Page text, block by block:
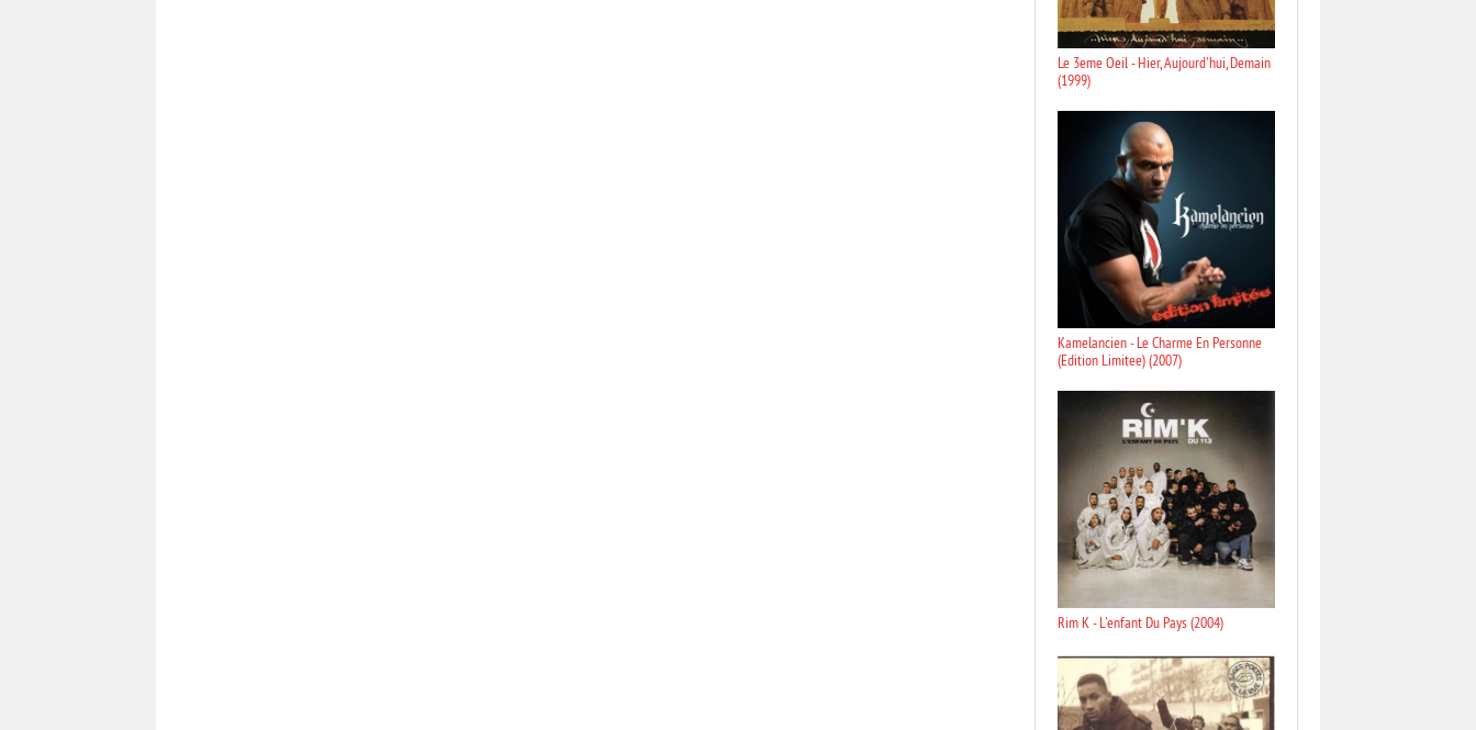
Le 3eme Oeil - Hier, Aujourd'hui, Demain
(1999)
Kamelancien - Le Charme En Personne
(Edition Limitee) (2007)
Rim K - L'enfant Du Pays (2004)